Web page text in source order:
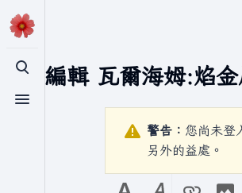
切換搜尋
切換選單
正在編輯 瓦爾海姆:焰金
警告： 您尚未登
另外的益處。